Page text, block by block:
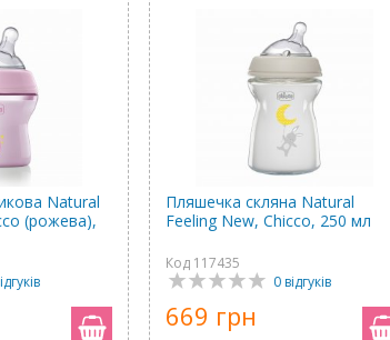
Natural
(рожева),
Пляшечка скляна Natural
Feeling New, Chicco, 250 мл
Код 117435
0 відгуків
669 грн